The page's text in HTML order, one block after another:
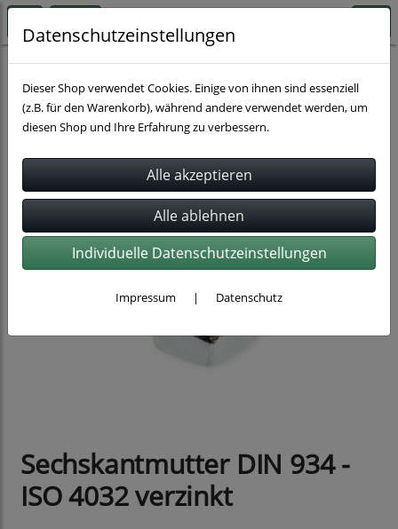
Rohrbefestigung Zubehör für Rohrbefestigung
Sechskantmutter DIN 934 -
ISO 4032 verzinkt
Datenschutzeinstellungen
Dieser Shop verwendet Cookies. Einige von ihnen sind essenziell
(z.B. für den Warenkorb), während andere verwendet werden, um
diesen Shop und Ihre Erfahrung zu verbessern.
Individuelle Datenschutzeinstellungen
Impressum | Datenschutz